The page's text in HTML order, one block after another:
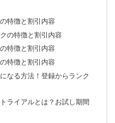
特徴と割引内容
の特徴と割引内容
特徴と割引内容
特徴と割引内容
なる方法！登録からランク
ライアルとは？お試し期間